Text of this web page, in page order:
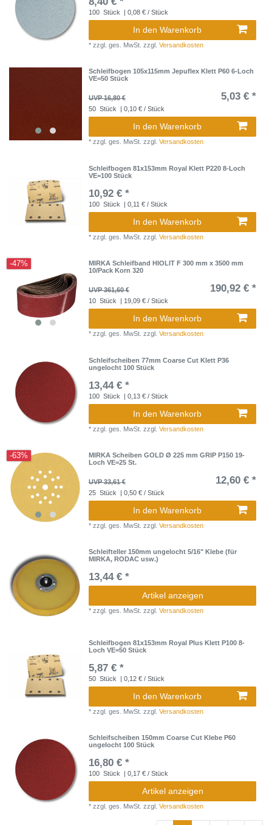
100 Stück | 0,08 € / Stück
In den Warenkorb
* zzgl. ges. MwSt. zzgl. Versandkosten
Schleifbogen 105x115mm Jepuflex Klett P60 6-Loch
VE=50 Stück
UVP 16,80 € 5,03 € *
50 Stück | 0,10 € / Stück
In den Warenkorb
* zzgl. ges. MwSt. zzgl. Versandkosten
Schleifbogen 81x153mm Royal Klett P220 8-Loch
VE=100 Stück
10,92 € *
100 Stück | 0,11 € / Stück
In den Warenkorb
* zzgl. ges. MwSt. zzgl. Versandkosten
-47%
MIRKA Schleifband HIOLIT F 300 mm x 3500 mm
10/Pack Korn 320
UVP 361,60 € 190,92 € *
10 Stück | 19,09 € / Stück
In den Warenkorb
* zzgl. ges. MwSt. zzgl. Versandkosten
Schleifscheiben 77mm Coarse Cut Klett P36
ungelocht 100 Stück
13,44 € *
100 Stück | 0,13 € / Stück
In den Warenkorb
* zzgl. ges. MwSt. zzgl. Versandkosten
-63%
MIRKA Scheiben GOLD Ø 225 mm GRIP P150 19-
Loch VE=25 St.
UVP 33,61 € 12,60 € *
25 Stück | 0,50 € / Stück
In den Warenkorb
* zzgl. ges. MwSt. zzgl. Versandkosten
Schleifteller 150mm ungelocht 5/16" Klebe (für
MIRKA, RODAC usw.)
13,44 € *
Artikel anzeigen
* zzgl. ges. MwSt. zzgl. Versandkosten
Schleifbogen 81x153mm Royal Plus Klett P100 8-
Loch VE=50 Stück
5,87 € *
50 Stück | 0,12 € / Stück
In den Warenkorb
* zzgl. ges. MwSt. zzgl. Versandkosten
Schleifscheiben 150mm Coarse Cut Klebe P60
ungelocht 100 Stück
16,80 € *
100 Stück | 0,17 € / Stück
Artikel anzeigen
* zzgl. ges. MwSt. zzgl. Versandkosten